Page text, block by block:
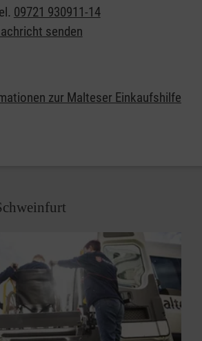
Nähe (nach Stadtteil oder
zu vermitteln, damit die
zu Fuß oder per Fahrrad erledigt
09721 930911-14
senden
zur Malteser Einkaufshilfe